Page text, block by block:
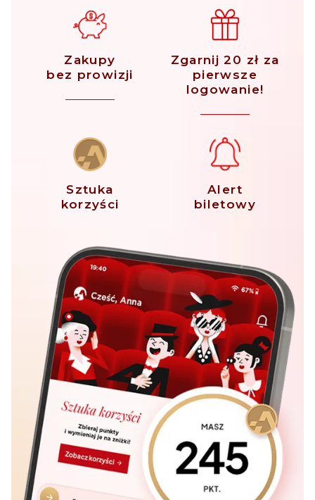
Zakupy
bez prowizji
Zgarnij 20 zł za
pierwsze
logowanie!
Sztuka
korzyści
Alert
biletowy